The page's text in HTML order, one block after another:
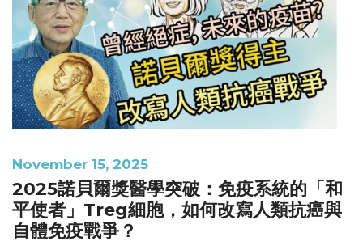
November 15, 2025
2025諾貝爾獎醫學突破：免疫系統的「和
平使者」Treg細胞，如何改寫人類抗癌與
自體免疫戰爭？